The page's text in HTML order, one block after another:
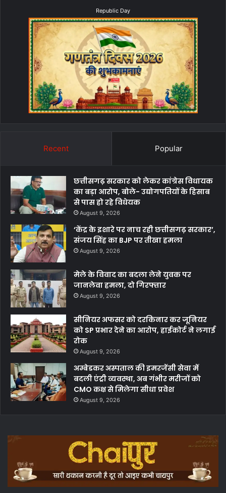
Republic Day
Recent Popular
छत्तीसगढ़ सरकार को लेकर कांग्रेस विधायक
का बड़ा आरोप, बोले- उद्योगपतियों के हिसाब
से पास हो रहे विधेयक
August 9, 2026
‘केंद्र के इशारे पर नाच रही छत्तीसगढ़ सरकार’,
संजय सिंह का BJP पर तीखा हमला
August 9, 2026
मेले के विवाद का बदला लेने युवक पर
जानलेवा हमला, दो गिरफ्तार
August 9, 2026
सीनियर अफसर को दरकिनार कर जूनियर
को SP प्रभार देने का आरोप, हाईकोर्ट ने लगाई
रोक
August 9, 2026
अम्बेडकर अस्पताल की इमरजेंसी सेवा में
बदली एंट्री व्यवस्था, अब गंभीर मरीजों को
CMO कक्ष से मिलेगा सीधा प्रवेश
August 9, 2026